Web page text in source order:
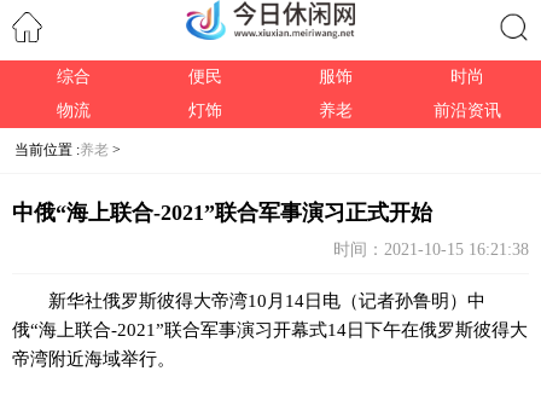
综合 便民 服饰
时尚
物流
灯饰 养老 前沿资讯
当前位置 :养老 >
中俄“海上联合-2021”联合军事演习正式开始
时间：2021-10-15 16:21:38
新华社俄罗斯彼得大帝湾10月14日电（记者孙鲁明）中
俄“海上联合-2021”联合军事演习开幕式14日下午在俄罗斯彼得大
帝湾附近海域举行。